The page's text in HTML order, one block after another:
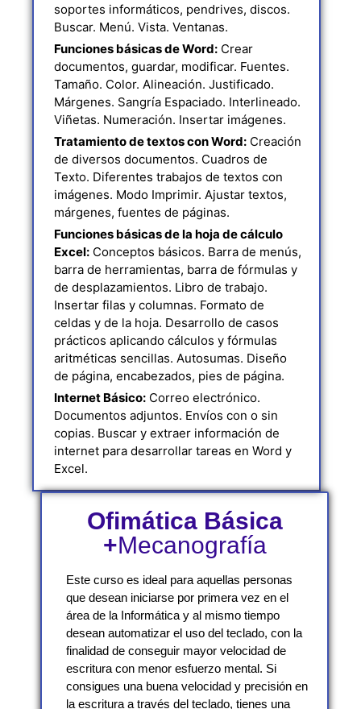
soportes informáticos, pendrives, discos.
Buscar. Menú. Vista. Ventanas.
Funciones básicas de Word: Crear
documentos, guardar, modificar. Fuentes.
Tamaño. Color. Alineación. Justificado.
Márgenes. Sangría Espaciado. Interlineado.
Viñetas. Numeración. Insertar imágenes.
Tratamiento de textos con Word: Creación
de diversos documentos. Cuadros de
Texto. Diferentes trabajos de textos con
imágenes. Modo Imprimir. Ajustar textos,
márgenes, fuentes de páginas.
Funciones básicas de la hoja de cálculo
Excel: Conceptos básicos. Barra de menús,
barra de herramientas, barra de fórmulas y
de desplazamientos. Libro de trabajo.
Insertar filas y columnas. Formato de
celdas y de la hoja. Desarrollo de casos
prácticos aplicando cálculos y fórmulas
aritméticas sencillas. Autosumas. Diseño
de página, encabezados, pies de página.
Internet Básico: Correo electrónico.
Documentos adjuntos. Envíos con o sin
copias. Buscar y extraer información de
internet para desarrollar tareas en Word y
Excel.
Ofimática Básica
+Mecanografía
Este curso es ideal para aquellas personas
que desean iniciarse por primera vez en el
área de la Informática y al mismo tiempo
desean automatizar el uso del teclado, con la
finalidad de conseguir mayor velocidad de
escritura con menor esfuerzo mental. Si
consigues una buena velocidad y precisión en
la escritura a través del teclado, tienes una